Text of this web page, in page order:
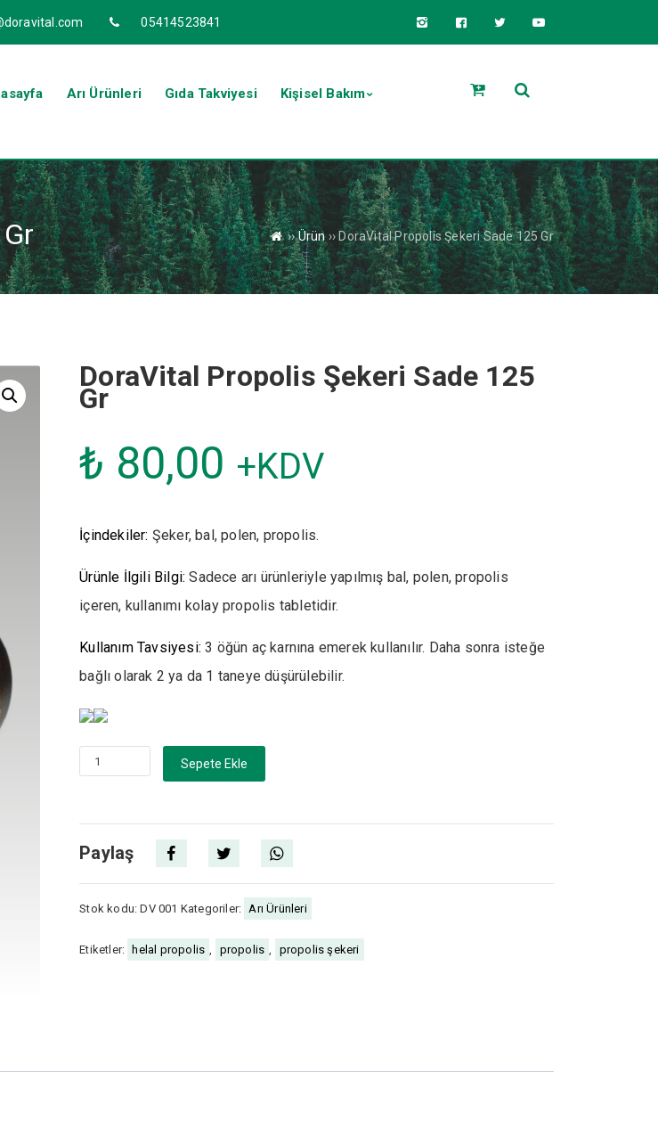
05414523841
Arı Ürünleri Gıda Takviyesi Kişisel Bakım
››Ürün ›› DoraVital Propolis Şekeri Sade 125 Gr
DoraVital Propolis Şekeri Sade 125
Gr
₺ 80,00 +KDV
İçindekiler: Şeker, bal, polen, propolis.
Ürünle İlgili Bilgi: Sadece arı ürünleriyle yapılmış bal, polen, propolis
içeren, kullanımı kolay propolis tabletidir.
Kullanım Tavsiyesi: 3 öğün aç karnına emerek kullanılır. Daha sonra isteğe
bağlı olarak 2 ya da 1 taneye düşürülebilir.
DoraVital
Sade
Gr
Sepete Ekle
Paylaş
Stok kodu:DV 001 Kategoriler: Arı Ürünleri
Etiketler: helal propolis , propolis , propolis şekeri